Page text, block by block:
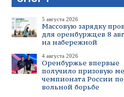
5 августа 2026
Массовую зарядку
для оренбуржцев 8
на набережной
4 августа 2026
Оренбуржье впервые
получило призовую
чемпионата России по
вольной борьбе